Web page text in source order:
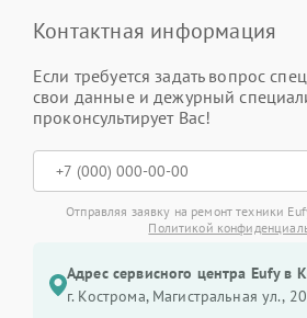
Контактная информация
Если требуется задать вопрос
свои данные и дежурный
проконсультирует Вас!
Отправляя заявку на ремонт техники
Политикой
Адрес сервисного центра Eufy в
г. Кострома, Магистральная ул., 20